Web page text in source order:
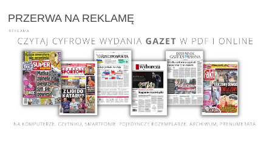
PRZERWA NA REKLAMĘ